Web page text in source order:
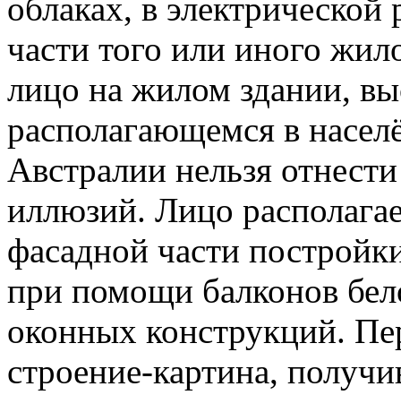
облаках, в
части того или иного
лицо на жилом здании,
располагающемся в
Австралии нельзя
иллюзий. Лицо
фасадной части
при помощи балконов
оконных конструкций.
строение-картина,